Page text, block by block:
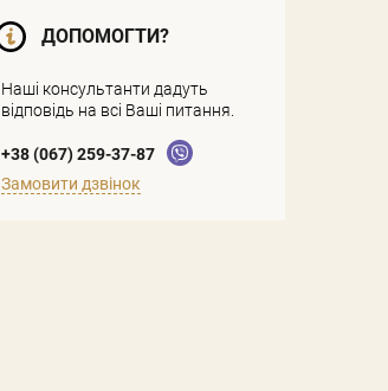
ДОПОМОГТИ?
Наші консультанти дадуть
відповідь на всі Ваші питання.
+38 (067) 259-37-87
Замовити дзвінок